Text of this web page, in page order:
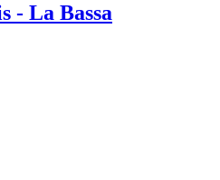
- La Bassa